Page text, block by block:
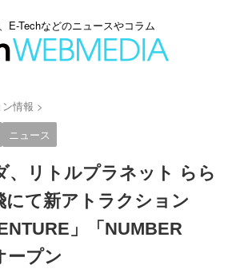
E-Techなどのニュースやコラム
情報 >
ニュース
、リトルプラネット らら
にて新アトラクション
」「NUMBER
ープン